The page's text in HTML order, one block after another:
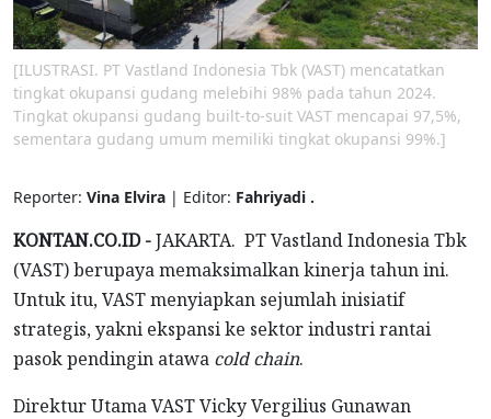
[ILUSTRASI. PT Vastland Indonesia Tbk (VAST) mencatatkan
tingkat okupansi gudang melebihi 98% pada tahun 2024.
Tingkat okupansi gudang built-to-suit VAST mencapai 97,5%,
sementara gudang umum memiliki tingkat okupansi 99%.]
Reporter: Vina Elvira | Editor: Fahriyadi .
KONTAN.CO.ID -JAKARTA. PT Vastland Indonesia Tbk
(VAST) berupaya memaksimalkan kinerja tahun ini.
Untuk itu, VAST menyiapkan sejumlah inisiatif
strategis, yakni ekspansi ke sektor industri rantai
pasok pendingin atawa cold chain.
Direktur Utama VAST Vicky Vergilius Gunawan